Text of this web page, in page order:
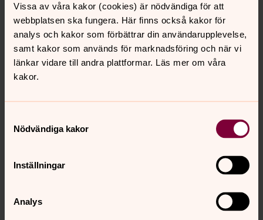
Vissa av våra kakor (cookies) är nödvändiga för att
webbplatsen ska fungera. Här finns också kakor för
analys och kakor som förbättrar din användarupplevelse,
samt kakor som används för marknadsföring och när vi
länkar vidare till andra plattformar. Läs mer om våra
kakor.
Nödvändiga kakor
Inställningar
Analys
Kremering
Skötsel av begravningsplatsens allmänna ytor,
nyanläggning, vård och underhåll - även av
kulturhistoriskt värdefulla gravvårdar
Du som är medlem i Svenska kyrkan får genom
begravningsgudstjänst i kyrka med präst och
innehåll?